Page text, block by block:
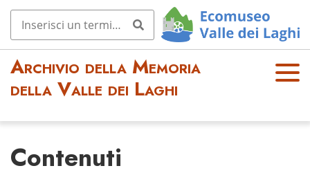
Archivio della Memoria
della Valle dei Laghi
OPE
Contenuti